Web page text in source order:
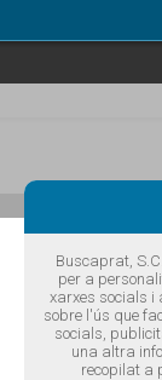
Buscaprat,
per a
xarxes socials i
sobre l'ús que
socials,
una altra
recopilat a